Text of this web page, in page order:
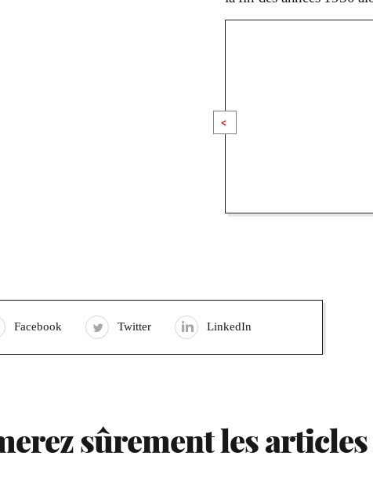
<
Facebook Twitter LinkedIn
sûrement les